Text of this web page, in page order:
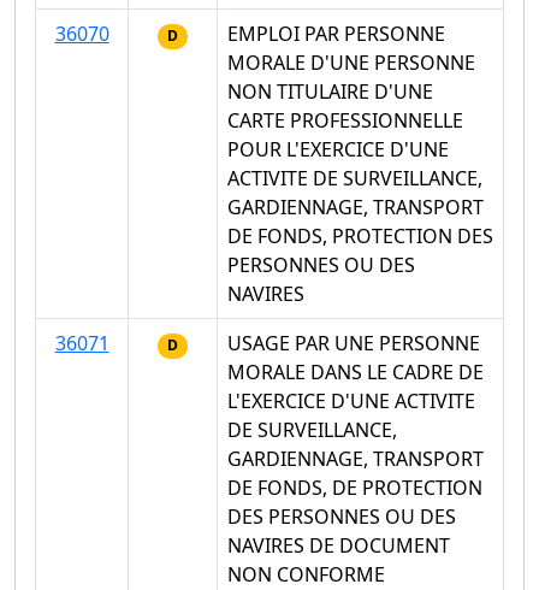
36070
D
EMPLOI PAR PERSONNE
MORALE D'UNE PERSONNE
NON TITULAIRE D'UNE
CARTE PROFESSIONNELLE
POUR L'EXERCICE D'UNE
ACTIVITE DE SURVEILLANCE,
GARDIENNAGE, TRANSPORT
DE FONDS, PROTECTION DES
PERSONNES OU DES
NAVIRES
36071
D
USAGE PAR UNE PERSONNE
MORALE DANS LE CADRE DE
L'EXERCICE D'UNE ACTIVITE
DE SURVEILLANCE,
GARDIENNAGE, TRANSPORT
DE FONDS, DE PROTECTION
DES PERSONNES OU DES
NAVIRES DE DOCUMENT
NON CONFORME